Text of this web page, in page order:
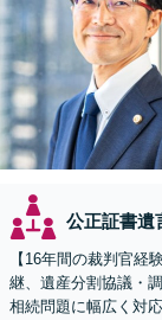
公正証書遺
【16年間の裁判官経
継、遺産分割協議・
相続問題に幅広く対